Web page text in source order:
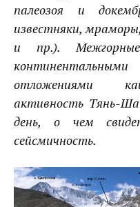
палеозоя и
известняки,
и пр.).
отложениями
активность Тянь-
день, о чем
сейсмичность.